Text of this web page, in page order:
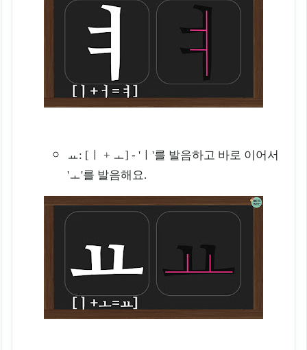
ㅛ: [ㅣ + ㅗ] - 'ㅣ'를 발음하고 바로 이어서
'ㅗ'를 발음해요.